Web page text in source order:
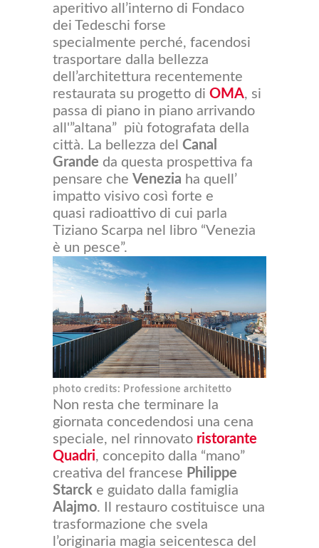
aperitivo all’interno di Fondaco
dei Tedeschi forse
specialmente perché, facendosi
trasportare dalla bellezza
dell’architettura recentemente
restaurata su progetto di OMA, si
passa di piano in piano arrivando
all'”altana” più fotografata della
città. La bellezza del Canal
Grande da questa prospettiva fa
pensare che Venezia ha quell’
impatto visivo così forte e
quasi radioattivo di cui parla
Tiziano Scarpa nel libro “Venezia
è un pesce”.
photo credits: Professione architetto
Non resta che terminare la
giornata concedendosi una cena
speciale, nel rinnovato ristorante
Quadri, concepito dalla “mano”
creativa del francese Philippe
Starck e guidato dalla famiglia
Alajmo. Il restauro costituisce una
trasformazione che svela
l’originaria magia seicentesca del